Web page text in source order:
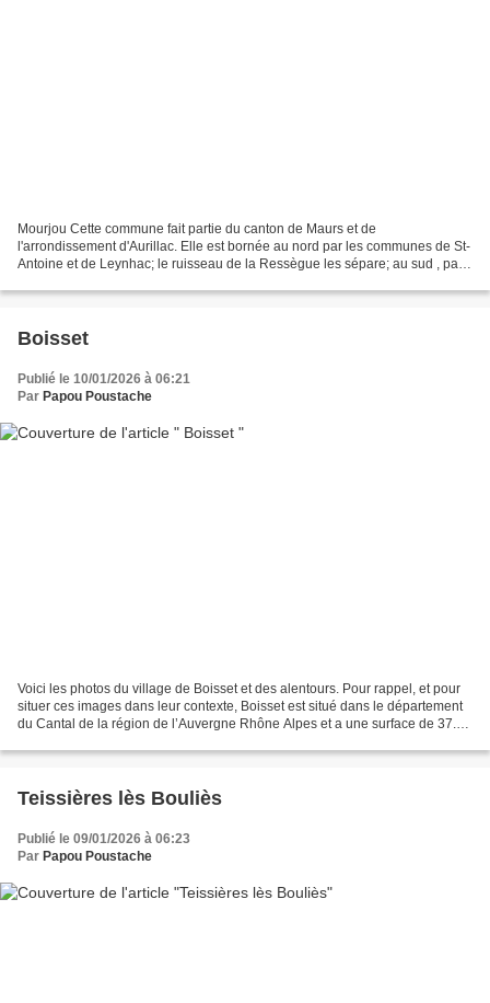
Mourjou Cette commune fait partie du canton de Maurs et de
l'arrondissement d'Aurillac. Elle est bornée au nord par les communes de St-
Antoine et de Leynhac; le ruisseau de la Ressègue les sépare; au sud , par
Boisset
Publié le 10/01/2026 à 06:21
Par Papou Poustache
Voici les photos du village de Boisset et des alentours. Pour rappel, et pour
situer ces images dans leur contexte, Boisset est situé dans le département
du Cantal de la région de l’Auvergne Rhône Alpes et a une surface de 37.73
Teissières lès Bouliès
Publié le 09/01/2026 à 06:23
Par Papou Poustache